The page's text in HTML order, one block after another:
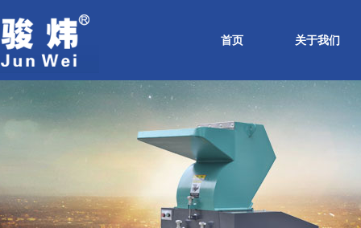
首页 关于我们